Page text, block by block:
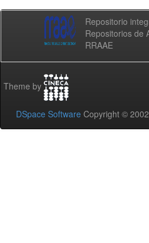
Repositorio
Repositorios de
RRAAE
Theme by
DSpace Software Copyright ©